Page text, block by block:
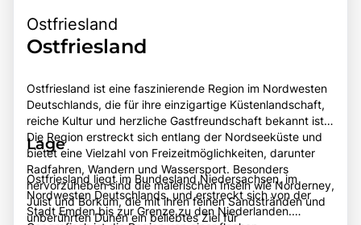
Ostfriesland
Ostfriesland
Ostfriesland ist eine faszinierende Region im Nordwesten
Deutschlands, die für ihre einzigartige Küstenlandschaft,
reiche Kultur und herzliche Gastfreundschaft bekannt ist.
Die Region erstreckt sich entlang der Nordseeküste und
bietet eine Vielzahl von Freizeitmöglichkeiten, darunter
Radfahren, Wandern und Wassersport. Besonders
hervorzuheben sind die malerischen Inseln wie Norderney,
Juist und Borkum, die mit ihren feinen Sandstränden und
unberührten Dünen ein beliebtes Ziel für
Lage
Ostfriesland liegt im Bundesland Niedersachsen, im
Nordwesten Deutschlands, und erstreckt sich von der
Stadt Emden bis zur Grenze zu den Niederlanden.